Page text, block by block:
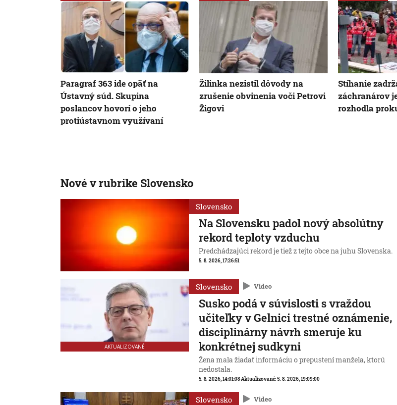
Paragraf 363 ide opäť na
Ústavný súd. Skupina
poslancov hovorí o jeho
protiústavnom využívaní
Žilinka nezistil dôvody na
zrušenie obvinenia voči Petrovi
Žigovi
Stíhanie
záchranárov
rozhodla
Nové v rubrike Slovensko
Slovensko
Na Slovensku padol nový absolútny
rekord teploty vzduchu
Predchádzajúci rekord je tiež z tejto obce na juhu Slovenska.
5. 8. 2026, 17:26:51
AKTUALIZOVANÉ
Slovensko Video
Susko podá v súvislosti s vraždou
učiteľky v Gelnici trestné oznámenie,
disciplinárny návrh smeruje ku
konkrétnej sudkyni
Žena mala žiadať informáciu o prepustení manžela, ktorú
nedostala.
5. 8. 2026, 14:01:08Aktualizované:5. 8. 2026, 19:09:00
Slovensko Video